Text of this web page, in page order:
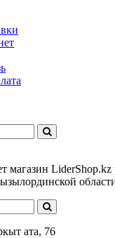
магазин LiderShop.kz
ата, 76